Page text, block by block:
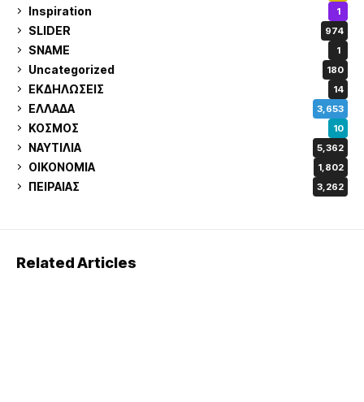
Inspiration 1
SLIDER 974
SNAME 1
Uncategorized 180
ΕΚΔΗΛΩΣΕΙΣ 14
ΕΛΛΑΔΑ 3,653
ΚΟΣΜΟΣ 10
ΝΑΥΤΙΛΙΑ 5,362
ΟΙΚΟΝΟΜΙΑ 1,802
ΠΕΙΡΑΙΑΣ 3,262
Related Articles